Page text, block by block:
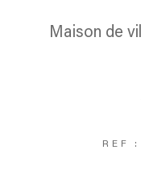
Maison de
REF